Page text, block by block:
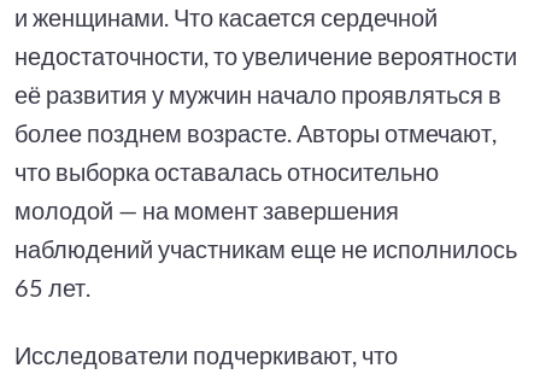
и женщинами. Что касается сердечной
недостаточности, то увеличение вероятности
её развития у мужчин начало проявляться в
более позднем возрасте. Авторы отмечают,
что выборка оставалась относительно
молодой — на момент завершения
наблюдений участникам еще не исполнилось
65 лет.
Исследователи подчеркивают, что